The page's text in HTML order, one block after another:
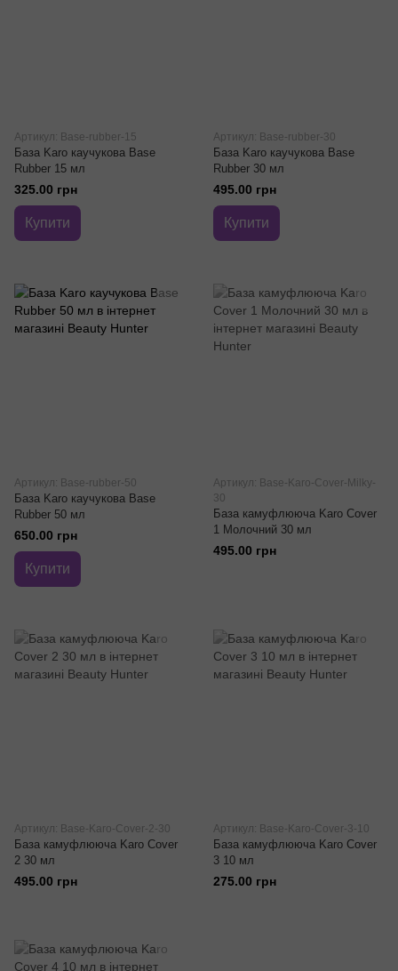
Артикул: Base-rubber-15
База Karo каучукова Base
Rubber 15 мл
325.00 грн
Купити
Артикул: Base-rubber-30
База Karo каучукова Base
Rubber 30 мл
495.00 грн
Купити
Артикул: Base-rubber-50
База Karo каучукова Base
Rubber 50 мл
650.00 грн
Купити
Артикул: Base-Karo-Cover-Milky-
30
База камуфлююча Karo Cover
1 Молочний 30 мл
495.00 грн
Артикул: Base-Karo-Cover-2-30
База камуфлююча Karo Cover
2 30 мл
495.00 грн
Артикул: Base-Karo-Cover-3-10
База камуфлююча Karo Cover
3 10 мл
275.00 грн